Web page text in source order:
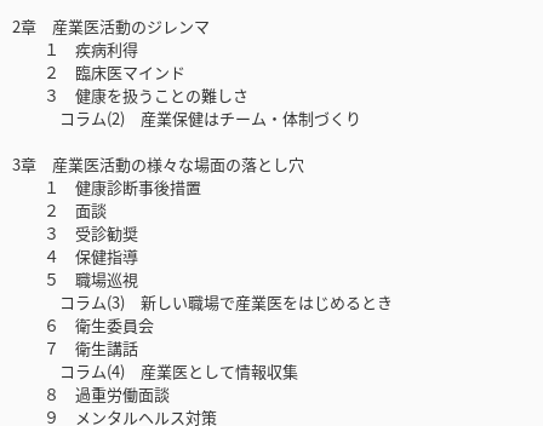
2章 産業医活動のジレンマ
１ 疾病利得
２ 臨床医マインド
３ 健康を扱うことの難しさ
コラム(2) 産業保健はチーム・体制づくり
3章 産業医活動の様々な場面の落とし穴
１ 健康診断事後措置
２ 面談
３ 受診勧奨
４ 保健指導
５ 職場巡視
コラム(3) 新しい職場で産業医をはじめるとき
６ 衛生委員会
７ 衛生講話
コラム(4) 産業医として情報収集
８ 過重労働面談
９ メンタルヘルス対策